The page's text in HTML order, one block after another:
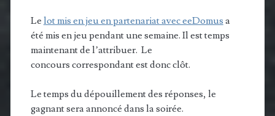
Le lot mis en jeu en partenariat avec eeDomus a
été mis en jeu pendant une semaine. Il est temps
maintenant de l’attribuer. Le
concours correspondant est donc clôt.
Le temps du dépouillement des réponses, le
gagnant sera annoncé dans la soirée.